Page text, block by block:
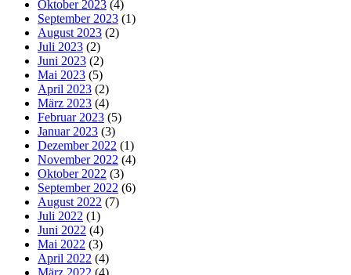
Oktober 2023 (4)
September 2023 (1)
August 2023 (2)
Juli 2023 (2)
Juni 2023 (2)
Mai 2023 (5)
April 2023 (2)
März 2023 (4)
Februar 2023 (5)
Januar 2023 (3)
Dezember 2022 (1)
November 2022 (4)
Oktober 2022 (3)
September 2022 (6)
August 2022 (7)
Juli 2022 (1)
Juni 2022 (4)
Mai 2022 (3)
April 2022 (4)